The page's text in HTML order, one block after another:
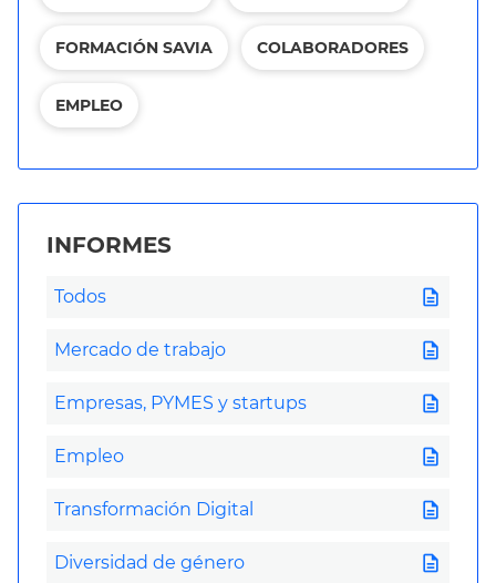
FORMACIÓN SAVIA COLABORADORES
EMPLEO
INFORMES
Todos description
Mercado de trabajo description
Empresas, PYMES y startups description
Empleo description
Transformación Digital description
Diversidad de género description